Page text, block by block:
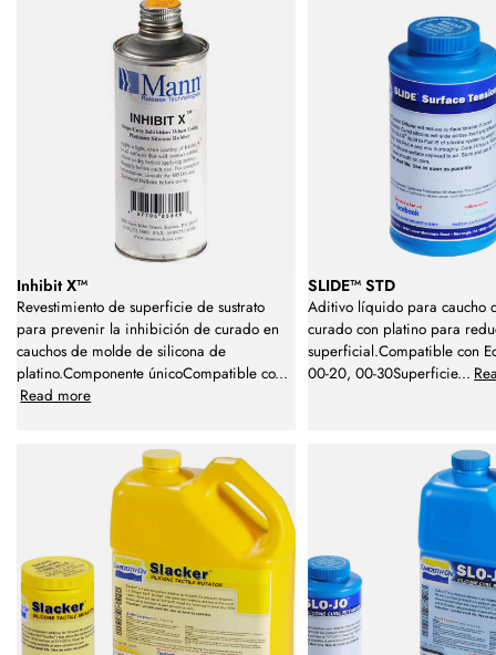
Inhibit X™
Revestimiento de superficie de sustrato
para prevenir la inhibición de curado en
cauchos de molde de silicona de
platino.Componente únicoCompatible co...
Read more
SLIDE™ STD
Aditivo líquido para caucho
curado con platino para
superficial.Compatible con
00-20, 00-30Superficie...